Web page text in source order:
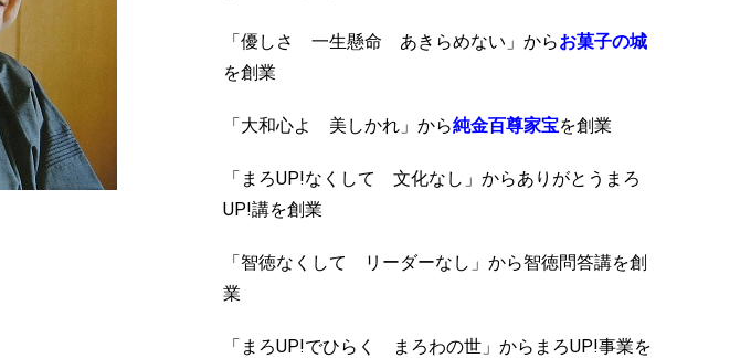
「優しさ 一生懸命 あきらめない」からお菓子の城
を創業
「大和心よ 美しかれ」から純金百尊家宝を創業
「まろUP!なくして 文化なし」からありがとうまろ
UP!講を創業
「智徳なくして リーダーなし」から智徳問答講を創
業
「まろUP!でひらく まろわの世」からまろUP!事業を